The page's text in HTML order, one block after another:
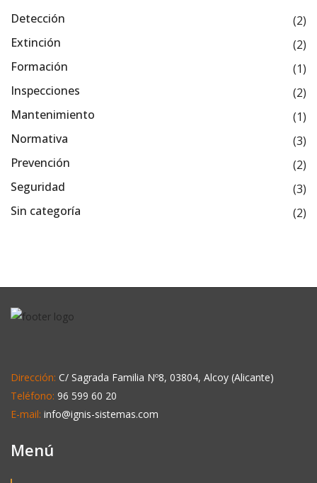
Detección
(2)
Extinción
(2)
Formación
(1)
Inspecciones
(2)
Mantenimiento
(1)
Normativa
(3)
Prevención
(2)
Seguridad
(3)
Sin categoría
(2)
Dirección: C/ Sagrada Familia Nº8, 03804, Alcoy (Alicante)
Teléfono: 96 599 60 20
E-mail: info@ignis-sistemas.com
Menú